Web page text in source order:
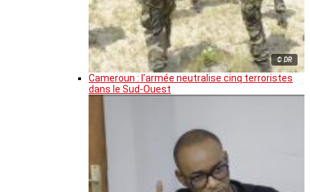
© DR
Cameroun : l’armée neutralise cinq terroristes
dans le Sud-Ouest